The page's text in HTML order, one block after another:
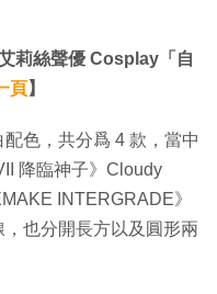
莉絲聲優 Cosplay「自
頁】
色，共分爲 4 款，當中
降臨神子》Cloudy
INTERGRADE》
也分開長方以及圓形兩